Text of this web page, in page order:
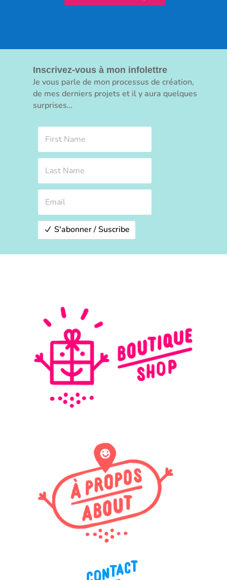
Inscrivez-vous à mon infolettre
Je vous parle de mon processus de création,
de mes derniers projets et il y aura quelques
surprises…
S'abonner / Suscribe